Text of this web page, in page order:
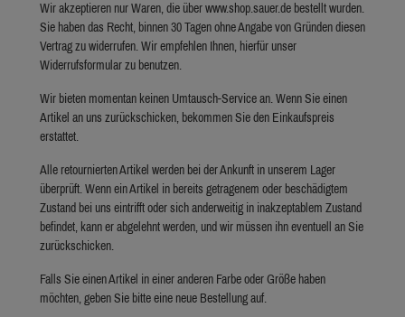
Wir akzeptieren nur Waren, die über www.shop.sauer.de bestellt wurden.
Sie haben das Recht, binnen 30 Tagen ohne Angabe von Gründen diesen
Vertrag zu widerrufen. Wir empfehlen Ihnen, hierfür unser
Widerrufsformular zu benutzen.
Wir bieten momentan keinen Umtausch-Service an. Wenn Sie einen
Artikel an uns zurückschicken, bekommen Sie den Einkaufspreis
erstattet.
Alle retournierten Artikel werden bei der Ankunft in unserem Lager
überprüft. Wenn ein Artikel in bereits getragenem oder beschädigtem
Zustand bei uns eintrifft oder sich anderweitig in inakzeptablem Zustand
befindet, kann er abgelehnt werden, und wir müssen ihn eventuell an Sie
zurückschicken.
Falls Sie einen Artikel in einer anderen Farbe oder Größe haben
möchten, geben Sie bitte eine neue Bestellung auf.